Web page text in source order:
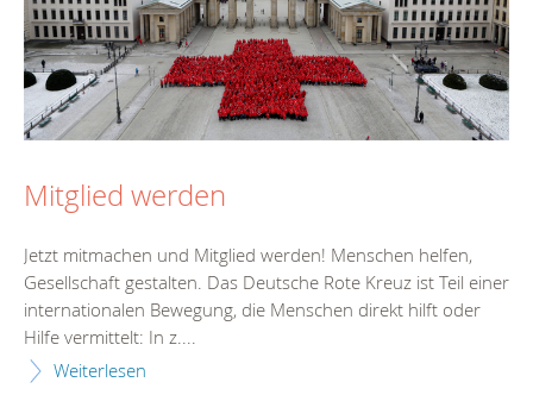
Mitglied werden
Jetzt mitmachen und Mitglied werden! Menschen helfen,
Gesellschaft gestalten. Das Deutsche Rote Kreuz ist Teil einer
internationalen Bewegung, die Menschen direkt hilft oder
Hilfe vermittelt: In z....
Weiterlesen